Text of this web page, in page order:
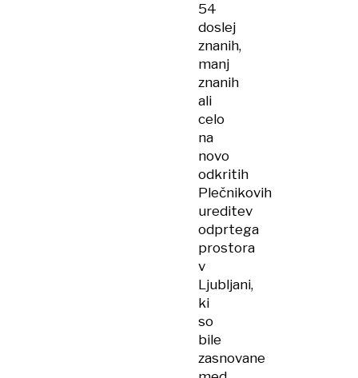
54
doslej
znanih,
manj
znanih
ali
celo
na
novo
odkritih
Plečnikovih
ureditev
odprtega
prostora
v
Ljubljani,
ki
so
bile
zasnovane